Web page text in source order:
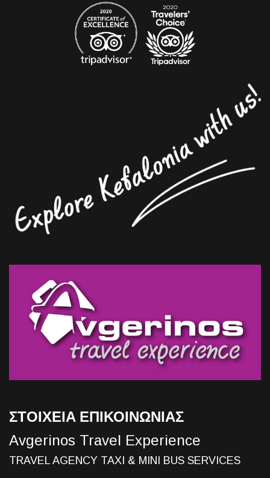
ΣΤΟΙΧΕΙΑ ΕΠΙΚΟΙΝΩΝΙΑΣ
Avgerinos Travel Experience
TRAVEL AGENCY TAXI & MINI BUS SERVICES